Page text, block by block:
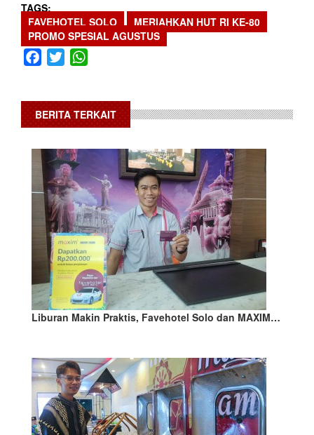
TAGS
FAVEHOTEL SOLO
MERIAHKAN HUT RI KE-80
PROMO SPESIAL AGUSTUS
Facebook
Twitter
BERITA TERKAIT
Liburan Makin Praktis, Favehotel Solo dan MAXIM…